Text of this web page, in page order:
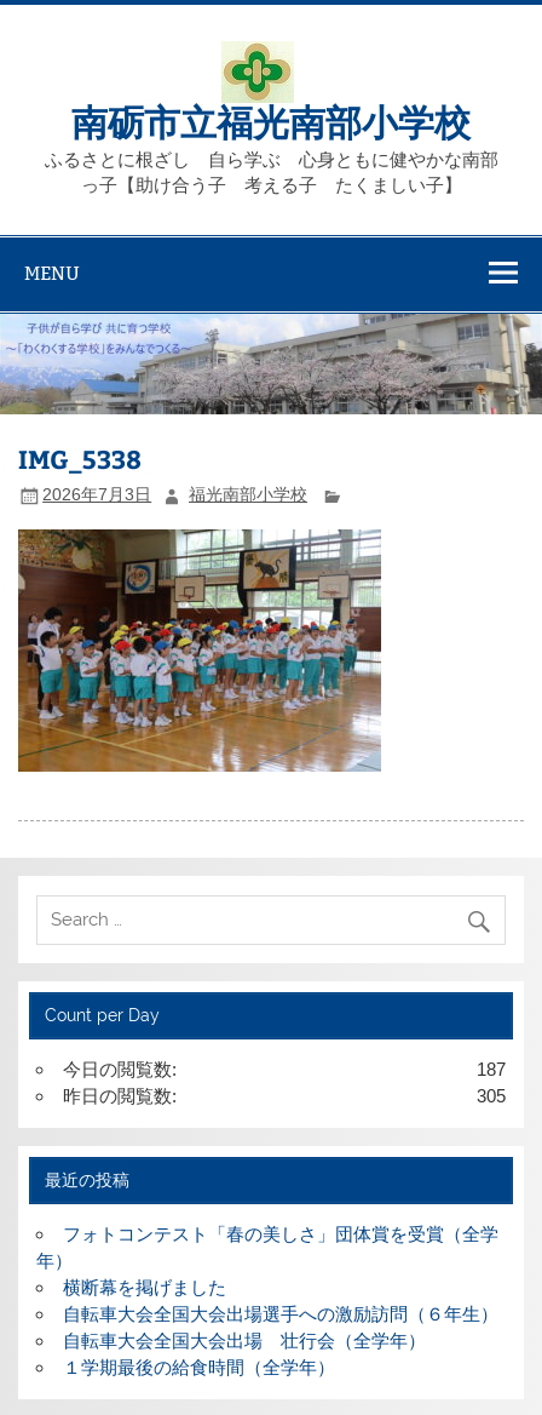
Skip
南砺市立福光南部小学校
ふるさとに根ざし 自ら学ぶ 心身ともに健やかな南部
っ子【助け合う子 考える子 たくましい子】
MENU
IMG_5338
2026年7月3日 福光南部小学校
Count per Day
187
今日の閲覧数:
305
昨日の閲覧数:
最近の投稿
フォトコンテスト「春の美しさ」団体賞を受賞（全学
年）
横断幕を掲げました
自転車大会全国大会出場選手への激励訪問（６年生）
自転車大会全国大会出場 壮行会（全学年）
１学期最後の給食時間（全学年）